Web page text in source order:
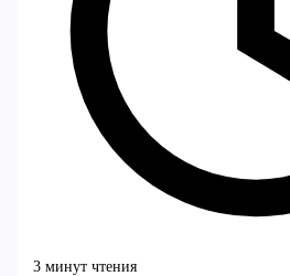
3 минут чтения